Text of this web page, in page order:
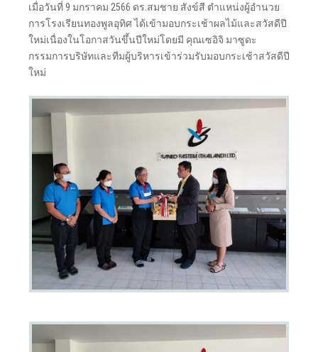
เมื่อวันที่ 9 มกราคม 2566 ดร.สมชาย สังข์สี ตำแหน่งผู้อำนวย
การโรงเรียนทองพูลอุทิศ ได้เข้ามอบกระเช้าผลไม้และสวัสดีปี
ใหม่เนื่องในโอกาสวันขึ้นปีใหม่โดยมี คุณเซอิจิ มาซูดะ
กรรมการบริษัทและทีมผู้บริหารเข้าร่วมรับมอบกระเช้าสวัสดีปี
ใหม่